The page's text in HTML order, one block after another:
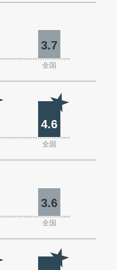
3.7
全国
4.6
全国
3.6
全国